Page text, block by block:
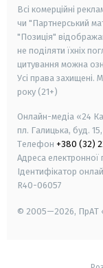
Всі комерційні
чи "Партнерський
"Позиція"
не поділяти їхніх
цитування можна
Усі права захищені.
року (21+)
Онлайн-медіа «24
пл. Галицька, буд.
Телефон +380 (32)
Адреса
Ідентифікатор
R40-06057
© 2005—2026, ПрАТ